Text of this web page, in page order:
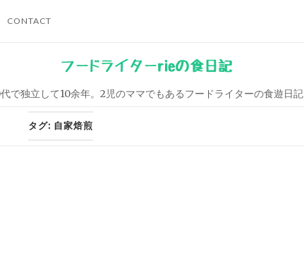
CONTACT
フードライターrieの食日記
で独立して10余年。2児のママでもあるフードライターの食遊日記
タグ: 自家焙煎